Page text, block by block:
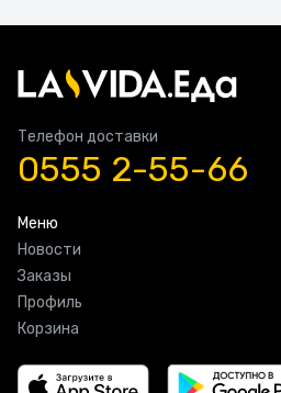
Телефон доставки
0555 2-55-66
Меню
Новости
Заказы
Профиль
Корзина